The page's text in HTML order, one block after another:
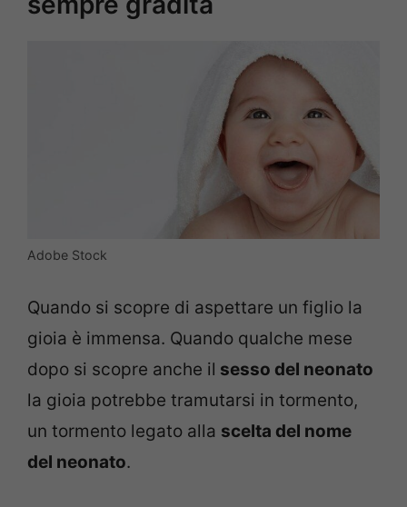
Adobe Stock
Quando si scopre di aspettare un figlio la
gioia è immensa. Quando qualche mese
dopo si scopre anche il sesso del neonato
la gioia potrebbe tramutarsi in tormento,
un tormento legato alla scelta del nome
del neonato.